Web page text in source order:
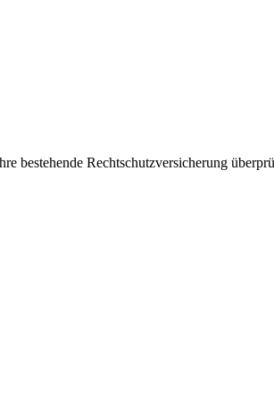
bestehende Rechtschutzversicherung